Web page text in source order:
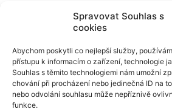
Spravovat Souhlas s
cookies
Abychom poskytli co nejlepší služby,
přístupu k informacím o zařízení, technologie
Souhlas s těmito technologiemi nám umožní
chování při procházení nebo jedinečná ID na
nebo odvolání souhlasu může nepříznivě
funkce.
Mezinárodní
rovnosti tváří